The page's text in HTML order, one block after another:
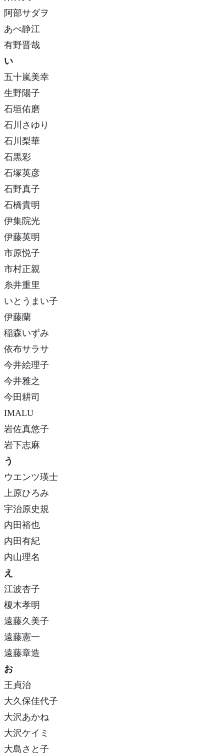
阿部サダヲ
あべ静江
有野晋哉
い
五十嵐美幸
生野陽子
石垣佑磨
石川さゆり
石川梨華
石黒彩
石塚英彦
石野真子
石橋貴明
伊集院光
伊藤英明
市原悦子
市村正親
糸井重里
いとうまい子
伊藤蘭
稲森いずみ
依布サラサ
今井絵理子
今井雅之
今田耕司
IMALU
岩佐真悠子
岩下志麻
う
ウエンツ瑛士
上原ひろみ
宇治原史規
内田裕也
内田有紀
内山理名
え
江波杏子
榎木孝明
遠藤久美子
遠藤憲一
遠藤章造
お
王貞治
大久保佳代子
大沢あかね
大沢ケイミ
大島さと子